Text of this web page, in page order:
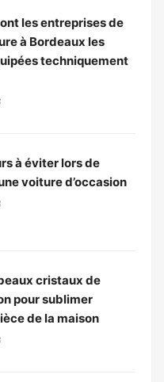
les entreprises de
à Bordeaux les
techniquement
à éviter lors de
voiture d’occasion
cristaux de
pour sublimer
de la maison